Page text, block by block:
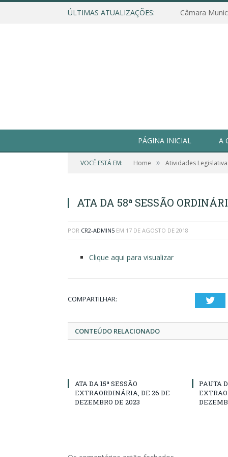
ÚLTIMAS ATUALIZAÇÕES:
PÁGINA INICIAL A
VOCÊ ESTÁ EM: Home » Atividades
ATA DA 58ª SESSÃO
POR CR2-ADMIN5 EM 17 DE AGOSTO DE 2018
Clique aqui para visualizar
COMPARTILHAR:
CONTEÚDO RELACIONADO
ATA DA 15ª SESSÃO
EXTRAORDINÁRIA, DE 26 DE
DEZEMBRO DE 2023
PAUTA